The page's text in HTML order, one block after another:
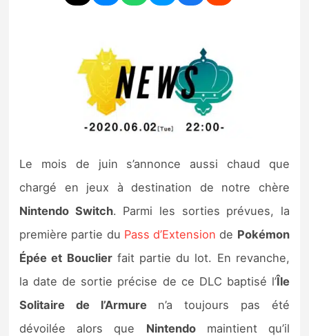
Rumeurs
Nintendo Direct
Tests et previews
Tests de jeux
Tests d’accessoires
Autres tests
Previews
Précommandes
Le mois de juin s’annonce aussi chaud que
chargé en jeux à destination de notre chère
Nintendo Switch. Parmi les sorties prévues, la
première partie du Pass d’Extension de Pokémon
Épée et Bouclierfait partie du lot. En revanche,
la date de sortie précise de ce DLC baptisé l’Île
Solitaire de l’Armuren’a toujours pas été
dévoilée alors que Nintendomaintient qu’il